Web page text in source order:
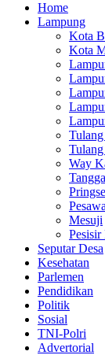
Home
Lampung
Kota
Kota
Way
Mesuji
Pesisir
Seputar Desa
Kesehatan
Parlemen
Pendidikan
Politik
Sosial
TNI-Polri
Advertorial